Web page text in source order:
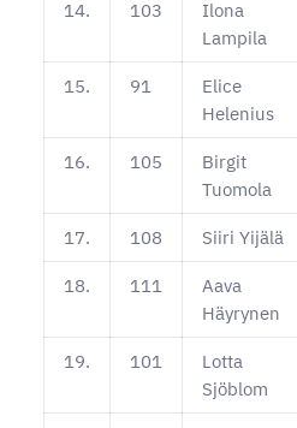
14. 103
Ilona
Lampila
15. 91
Elice
Helenius
16. 105
Birgit
Tuomola
17. 108 Siiri Yijälä
18. 111
Aava
Häyrynen
19. 101
Lotta
Sjöblom